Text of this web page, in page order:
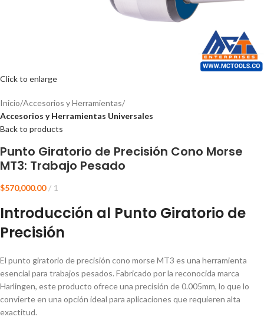
Click to enlarge
Inicio Accesorios y Herramientas
Accesorios y Herramientas Universales
Back to products
Punto Giratorio de Precisión Cono Morse
MT3: Trabajo Pesado
$570,000.00 1
Introducción al Punto Giratorio de
Precisión
El punto giratorio de precisión cono morse MT3 es una herramienta
esencial para trabajos pesados. Fabricado por la reconocida marca
Harlingen, este producto ofrece una precisión de 0.005mm, lo que lo
convierte en una opción ideal para aplicaciones que requieren alta
exactitud.